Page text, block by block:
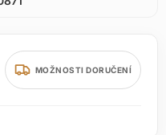
MOŽNOSTI DORUČENÍ